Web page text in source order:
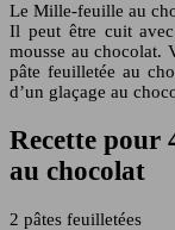
Le Mille-feuille au
Il peut être cuit
mousse au chocolat.
pâte feuilletée au
d’un glaçage au
Recette pour
au chocolat
2 pâtes feuilletées